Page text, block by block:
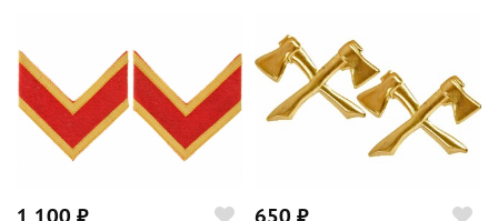
1 100 ₽ 650 ₽